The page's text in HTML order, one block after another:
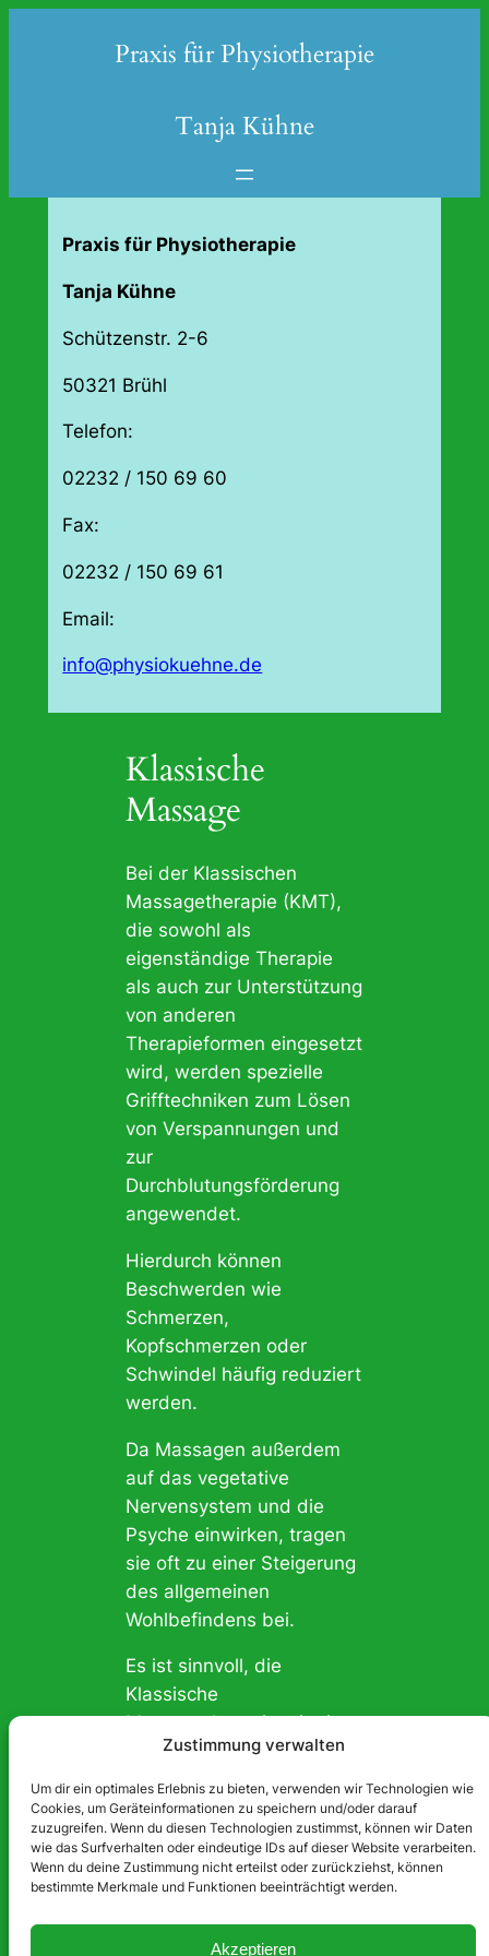
Zustimmung verwalten
Um dir ein optimales Erlebnis zu bieten, verwenden wir Technologien wie
Cookies, um Geräteinformationen zu speichern und/oder darauf
zuzugreifen. Wenn du diesen Technologien zustimmst, können wir Daten
wie das Surfverhalten oder eindeutige IDs auf dieser Website verarbeiten.
Wenn du deine Zustimmung nicht erteilst oder zurückziehst, können
bestimmte Merkmale und Funktionen beeinträchtigt werden.
Akzeptieren
Praxis für Physiotherapie
Tanja Kühne
Praxis für Physiotherapie
Tanja Kühne
Schützenstr. 2-6
50321 Brühl
Telefon:
02232 / 150 69 60
Fax:
02232 / 150 69 61
Email:
info@physiokuehne.de
Klassische
Massage
Bei der Klassischen
Massagetherapie (KMT),
die sowohl als
eigenständige Therapie
als auch zur Unterstützung
von anderen
Therapieformen eingesetzt
wird, werden spezielle
Grifftechniken zum Lösen
von Verspannungen und
zur
Durchblutungsförderung
angewendet.
Hierdurch können
Beschwerden wie
Schmerzen,
Kopfschmerzen oder
Schwindel häufig reduziert
werden.
Da Massagen außerdem
auf das vegetative
Nervensystem und die
Psyche einwirken, tragen
sie oft zu einer Steigerung
des allgemeinen
Wohlbefindens bei.
Es ist sinnvoll, die
Klassische
Massagetherapie mit einer
Wärmetherapie wie
Heißluft oder Fango zu
kombinieren, da die
Wärme vorab zusätzlich
bereits die Durchblutung
fördert und
schmerzlindernd sowie
spannungsreduzierend auf